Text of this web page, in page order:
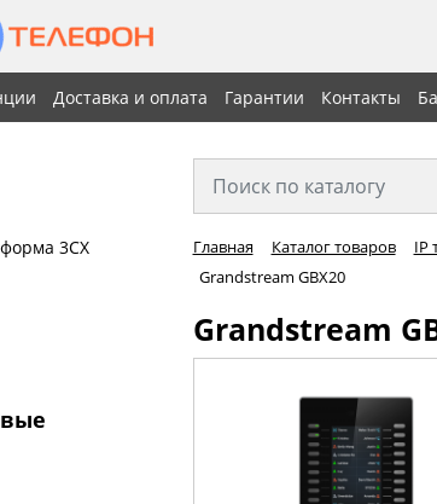
Доставка и оплата Гарантии Контакты
3CX
Главная Каталог товаров IP
Grandstream GBX20
Grandstream